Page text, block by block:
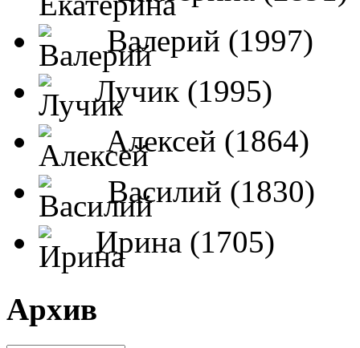
Валерий (1997)
Лучик (1995)
Алексей (1864)
Василий (1830)
Ирина (1705)
Архив